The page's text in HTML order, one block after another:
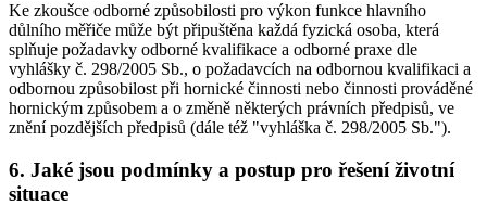
Ke zkoušce odborné způsobilosti pro výkon funkce hlavního
důlního měřiče může být připuštěna každá fyzická osoba, která
splňuje požadavky odborné kvalifikace a odborné praxe dle
vyhlášky č. 298/2005 Sb., o požadavcích na odbornou kvalifikaci a
odbornou způsobilost při hornické činnosti nebo činnosti prováděné
hornickým způsobem a o změně některých právních předpisů, ve
znění pozdějších předpisů (dále též "vyhláška č. 298/2005 Sb.").
6. Jaké jsou podmínky a postup pro řešení životní
situace